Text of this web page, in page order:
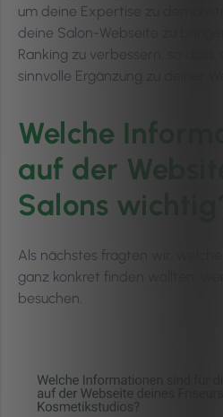
um deine Expertise zu
deine Salon-Webseite zu
Ranking zu verbessern, so dass
sinnvolle Ergänzung zu deiner
Welche
auf der
Salons wichtig?
Als nächstes fragten wir,
ganz konkret finden wollten,
besuchen.